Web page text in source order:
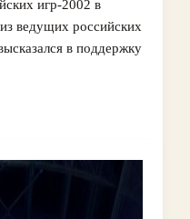
игр‑2002 в
ведущих российских
в поддержку